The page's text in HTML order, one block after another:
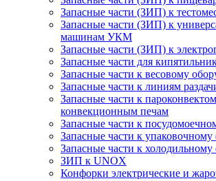
Запасные части (ЗИП) к
Запасные части (ЗИП) к
машинам УКМ
Запасные части (ЗИП) к
Запасные части для
Запасные части к весовому
Запасные части к линиям
Запасные части к
конвекционным печам
Запасные части к
Запасные части к
Запасные части к
ЗИП к UNOX
Конфорки электрические и